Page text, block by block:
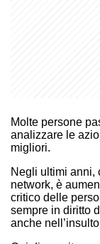
Molte persone
analizzare le
migliori.
Negli ultimi anni,
network, è
critico delle
sempre in diritto
anche